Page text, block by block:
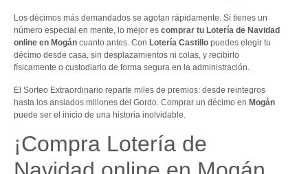
Los décimos más demandados se agotan rápidamente. Si tienes un
número especial en mente, lo mejor es comprar tu Lotería de Navidad
online en Mogán cuanto antes. Con Lotería Castillo puedes elegir tu
décimo desde casa, sin desplazamientos ni colas, y recibirlo
físicamente o custodiarlo de forma segura en la administración.
El Sorteo Extraordinario reparte miles de premios: desde reintegros
hasta los ansiados millones del Gordo. Comprar un décimo en Mogán
puede ser el inicio de una historia inolvidable.
¡Compra Lotería de